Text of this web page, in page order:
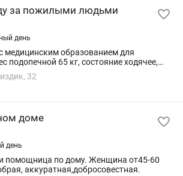
за пожилыми людьми
день
медицинским образованием для
подопечной 65 кг, состояние ходячее,
Альцгеймер. Требования к сиделке:
не...
32
доме
день
и помощница по дому. Женщина от45-60
аккуратная,добросовестная.